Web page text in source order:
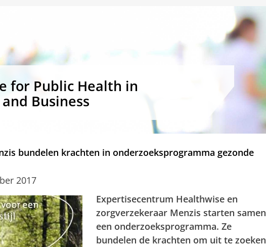
for Public Health in
Business
bundelen krachten in onderzoeksprogramma gezonde
2017
Expertisecentrum Healthwise en
zorgverzekeraar Menzis starten samen
een onderzoeksprogramma. Ze
bundelen de krachten om uit te zoeken